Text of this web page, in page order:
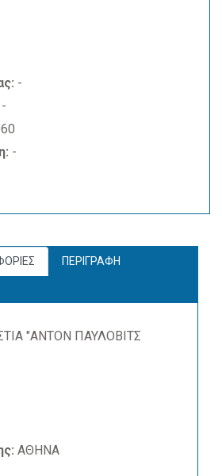
-
-
-
ΠΕΡΙΓΡΑΦΗ
"ΑΝΤΟΝ ΠΑΥΛΟΒΙΤΣ
ΑΘΗΝΑ